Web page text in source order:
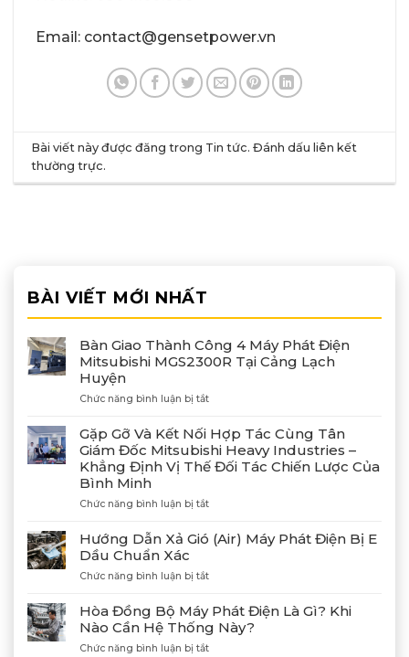
Email: contact@gensetpower.vn
Bài viết này được đăng trong Tin tức. Đánh dấuliên kết
thường trực.
BÀI VIẾT MỚI NHẤT
Bàn Giao Thành Công 4 Máy Phát Điện
Mitsubishi MGS2300R Tại Cảng Lạch
Huyện
Chức năng bình luận bị tắtở
Giao
Thành
Công
4
Phát
MGS2300R
Cảng
Gặp Gỡ Và Kết Nối Hợp Tác Cùng Tân
Giám Đốc Mitsubishi Heavy Industries –
Khẳng Định Vị Thế Đối Tác Chiến Lược Của
Bình Minh
Chức năng bình luận bị tắtở
Gỡ
Và
Nối
Tác
Cùng
Tân
Giám
Hướng Dẫn Xả Gió (Air) Máy Phát Điện Bị E
Dầu Chuẩn Xác
Chức năng bình luận bị tắtở
Dẫn
Xả
Gió
(Air)
Hòa Đồng Bộ Máy Phát Điện Là Gì? Khi
Nào Cần Hệ Thống Này?
Chức năng bình luận bị tắtở